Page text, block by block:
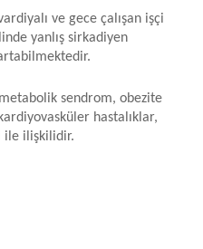
ve gece çalışan işçi
yanlış sirkadiyen
sendrom, obezite
hastalıklar,
ile ilişkilidir.